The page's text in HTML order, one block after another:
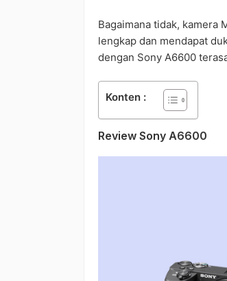
Bagaimana tidak,
lengkap dan mendapat
dengan Sony A6600
Konten :
Review Sony A6600